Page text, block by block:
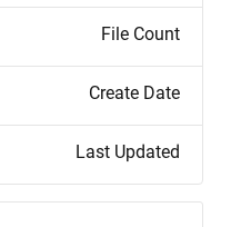
File Count
Create Date
Last Updated